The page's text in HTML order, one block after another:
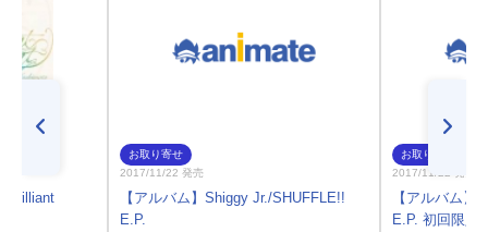
/Brilliant
お取り寄せ
2017/11/22 発売
【アルバム】Shiggy Jr./SHUFFLE!!
E.P.
お取り寄せ
2017/11/22 発売
【アルバム】
E.P. 初回限定